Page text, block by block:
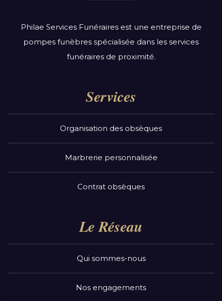
Philae Services Funéraires est une entreprise de
pompes funèbres spécialisée dans les services
funéraires de proximité.
Services
Organisation des obsèques
Marbrerie personnalisée
Contrat obsèques
Le Réseau
Qui sommes-nous
Nos engagements